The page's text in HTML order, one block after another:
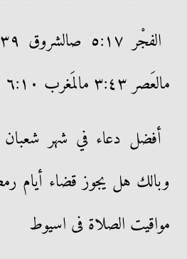
مالعَصر ٣:٤٣ مالمَغرب ٦:١٠ مالعِشاء ٧:٢٤ م
أفضل دعاء في شهر
وبالك هل يجوز قضاء أيام
مواقيت الصلاة فى اسيوط